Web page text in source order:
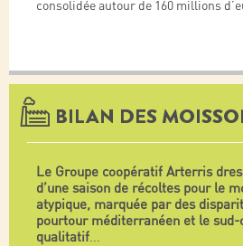
consolidée autour de 160 millions
BILAN DES
Le Groupe coopératif Arterris
d’une saison de récoltes pour le
atypique, marquée par des
pourtour méditerranéen et le sud-
qualitatif...